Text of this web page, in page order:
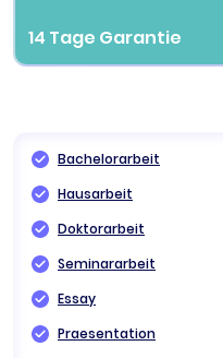
14 Tage Garantie
Bachelorarbeit
Hausarbeit
Doktorarbeit
Seminararbeit
Essay
Praesentation